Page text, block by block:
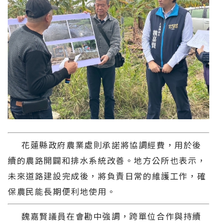
花蓮縣政府農業處則承諾將協調經費，用於後
續的農路開闢和排水系統改善。地方公所也表示，
未來道路建設完成後，將負責日常的維護工作，確
保農民能長期便利地使用。
魏嘉賢議員在會勘中強調，跨單位合作與持續